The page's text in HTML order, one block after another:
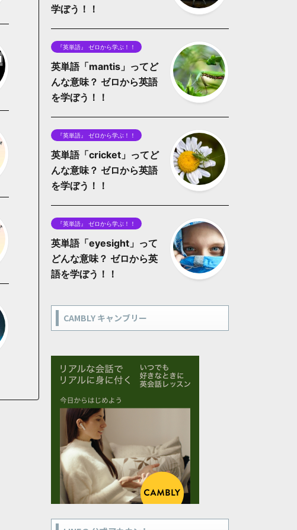
学ぼう！！
『英単語』 ゼロから学ぶ！！
英単語「mantis」ってど
んな意味？ ゼロから英語
を学ぼう！！
『英単語』 ゼロから学ぶ！！
英単語「cricket」ってど
んな意味？ ゼロから英語
を学ぼう！！
『英単語』 ゼロから学ぶ！！
英単語「eyesight」って
どんな意味？ ゼロから英
語を学ぼう！！
CAMBLY キャンブリー